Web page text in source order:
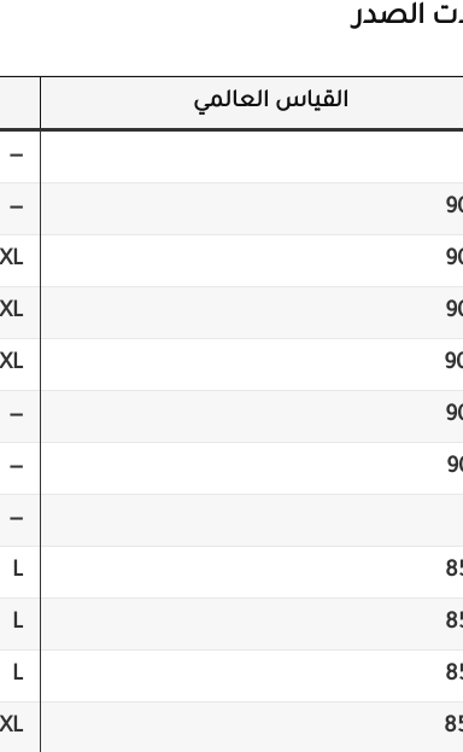
الصدر
القياس العالمي
—
—
XL
XL
XL
—
—
—
L
L
L
XL